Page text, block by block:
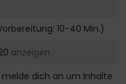
10-40 Min.)
anzeigen
dich an um Inhalte